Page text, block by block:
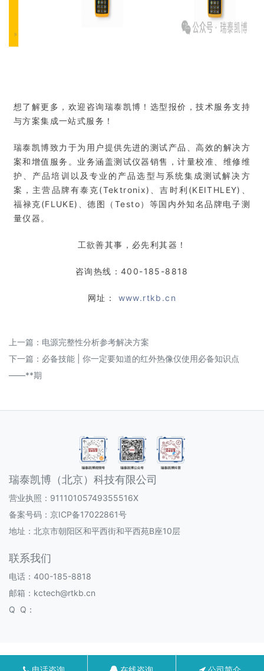
想了解更多，欢迎咨询瑞泰凯博！选型报价，技术服务支持
与方案集成一站式服务！
瑞泰凯博致力于为用户提供先进的测试产品、高效的解决方
案和增值服务。业务涵盖测试仪器销售，计量校准、维修维
护、产品培训以及专业的产品选型与系统集成测试解决方
案，主营品牌有泰克(Tektronix)、吉时利(KEITHLEY)、
福禄克(FLUKE)、德图（Testo）等国内外知名品牌电子测
量仪器。
工欲善其事，必先利其器！
咨询热线：400-185-8818
网址： www.rtkb.cn
上一篇： 电源完整性分析参考解决方案
下一篇： 必备技能 | 你一定要知道的红外热像仪使用必备知识点
——**期
瑞泰凯博（北京）科技有限公司
营业执照：91110105749355516X
备案号码： 京ICP备17022861号
地址：北京市朝阳区和平西街和平西苑B座10层
联系我们
电话：400-185-8818
邮箱：kctech@rtkb.cn
Q Q：